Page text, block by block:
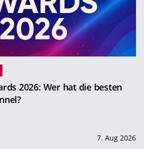
2026: Wer hat die besten
7. Aug 2026